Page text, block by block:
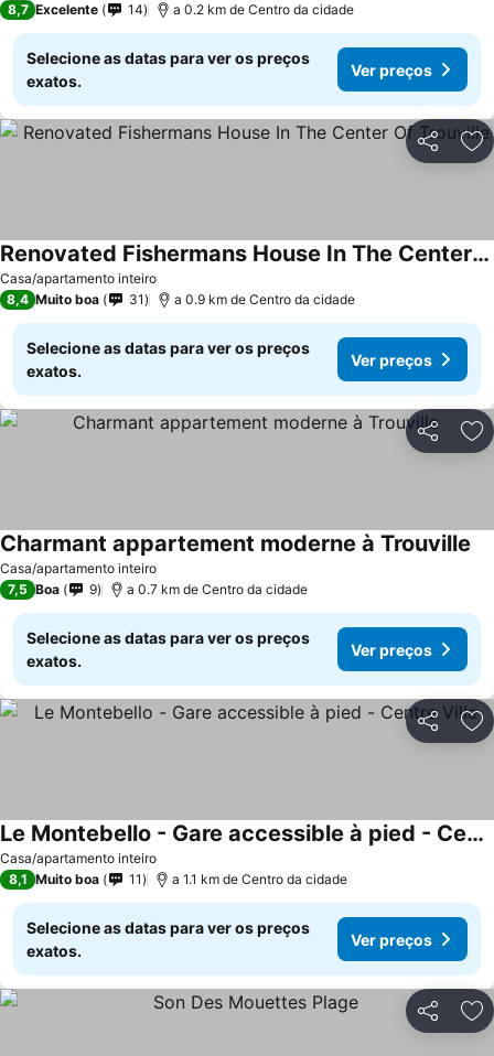
8,7 Excelente 14 a 0.2 km de Centro da cidade
Selecione as datas para ver os preços
exatos.
Ver preços
Partilhar
Casa/apartamento inteiro
Renovated Fishermans House In The Center Of Trouville
8,4 Muito boa 31 a 0.9 km de Centro da cidade
Selecione as datas para ver os preços
exatos.
Ver preços
Partilhar
Casa/apartamento inteiro
Charmant appartement moderne à Trouville
7,5 Boa 9 a 0.7 km de Centro da cidade
Selecione as datas para ver os preços
exatos.
Ver preços
Partilhar
Casa/apartamento inteiro
Le Montebello - Gare accessible à pied - Centre Ville
8,1 Muito boa 11 a 1.1 km de Centro da cidade
Selecione as datas para ver os preços
exatos.
Ver preços
Partilhar